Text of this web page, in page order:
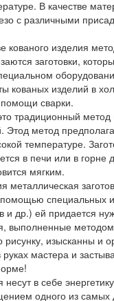
В качестве
с различными
кованого изделия
заготовки,
кованых изделий в
сварки.
традиционный метод
Этод метод
температуре.
в печи или в горне
мягким.
металлическая
специальных
и др.) ей придается
выполненные методом
изысканны и
мастера и
в себе
одного из самых